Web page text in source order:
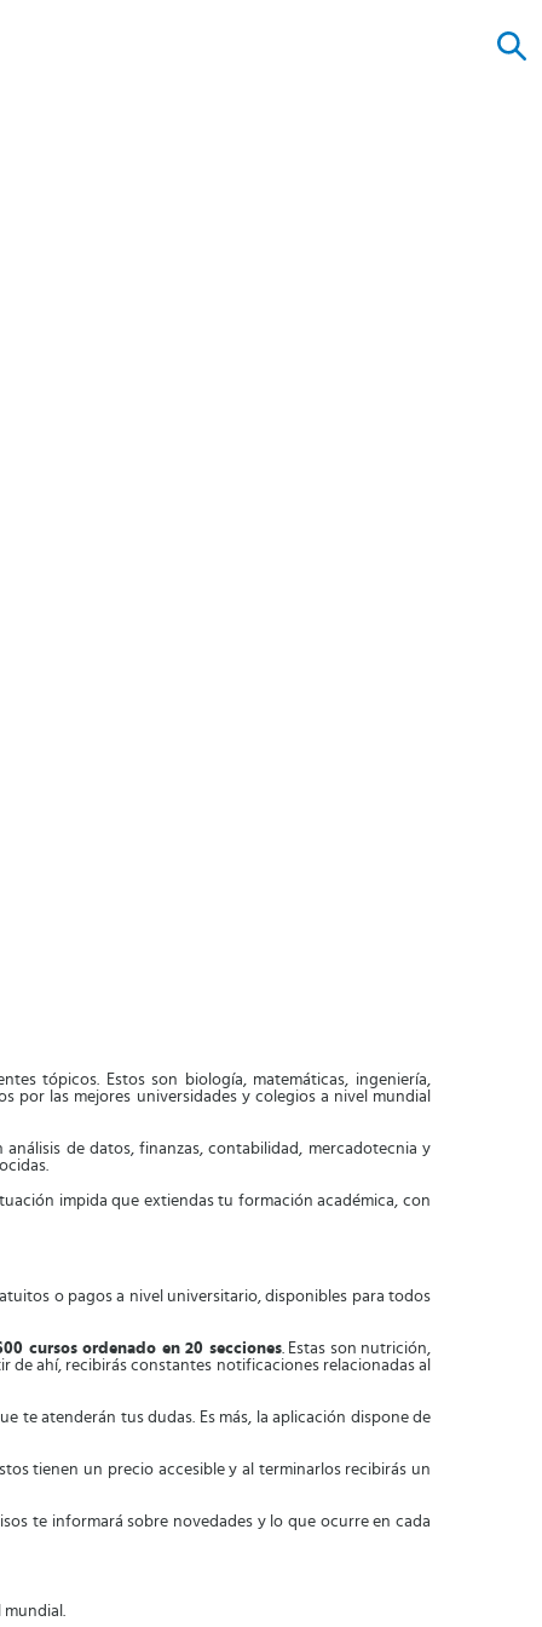
tópicos. Estos son biología, matemáticas, ingeniería,
por las mejores universidades y colegios a nivel mundial
análisis de datos, finanzas, contabilidad, mercadotecnia y
impida que extiendas tu formación académica, con
o pagos a nivel universitario, disponibles para todos
cursos ordenado en 20 secciones. Estas son nutrición,
de ahí, recibirás constantes notificaciones relacionadas al
te atenderán tus dudas. Es más, la aplicación dispone de
tienen un precio accesible y al terminarlos recibirás un
te informará sobre novedades y lo que ocurre en cada
mundial.